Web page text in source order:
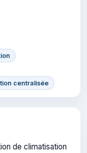
centralisée
de climatisation